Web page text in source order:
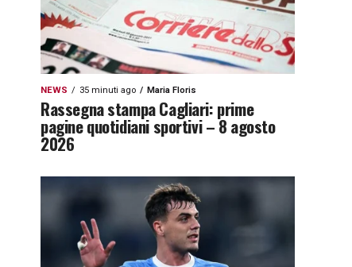
NEWS 35 minuti ago Maria Floris
Rassegna stampa Cagliari: prime
pagine quotidiani sportivi – 8 agosto
2026